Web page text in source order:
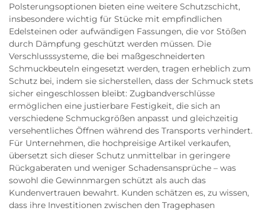
Polsterungsoptionen bieten eine weitere Schutzschicht,
insbesondere wichtig für Stücke mit empfindlichen
Edelsteinen oder aufwändigen Fassungen, die vor Stößen
durch Dämpfung geschützt werden müssen. Die
Verschlusssysteme, die bei maßgeschneiderten
Schmuckbeuteln eingesetzt werden, tragen erheblich zum
Schutz bei, indem sie sicherstellen, dass der Schmuck stets
sicher eingeschlossen bleibt: Zugbandverschlüsse
ermöglichen eine justierbare Festigkeit, die sich an
verschiedene Schmuckgrößen anpasst und gleichzeitig
versehentliches Öffnen während des Transports verhindert.
Für Unternehmen, die hochpreisige Artikel verkaufen,
übersetzt sich dieser Schutz unmittelbar in geringere
Rückgaberaten und weniger Schadensansprüche – was
sowohl die Gewinnmargen schützt als auch das
Kundenvertrauen bewahrt. Kunden schätzen es, zu wissen,
dass ihre Investitionen zwischen den Tragephasen